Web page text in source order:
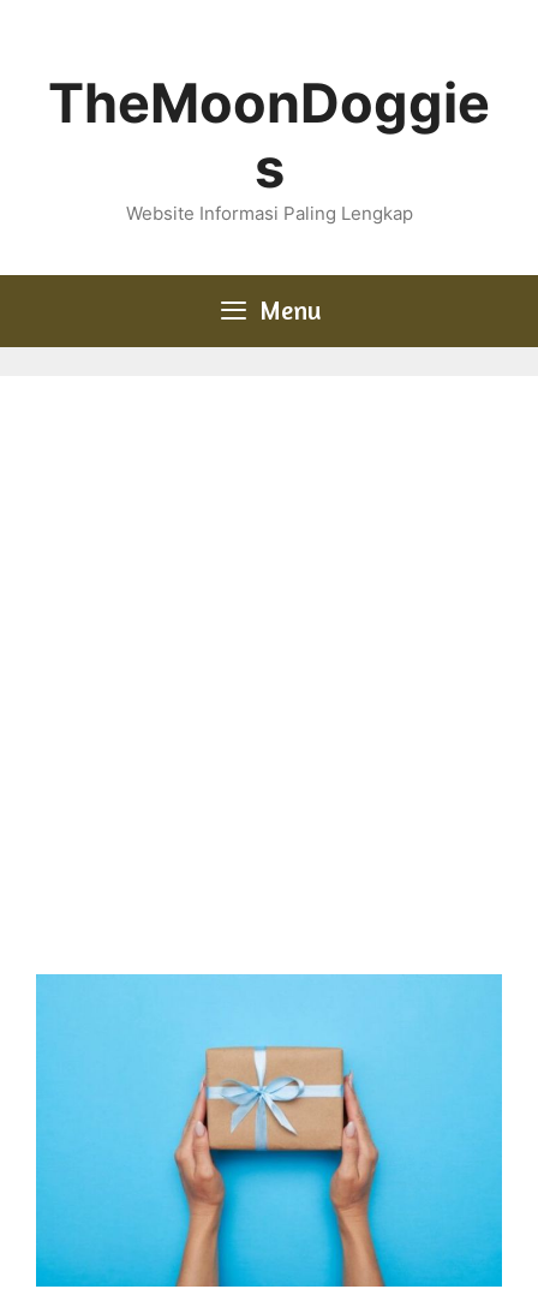
TheMoonDoggie
s
Website Informasi Paling Lengkap
Menu